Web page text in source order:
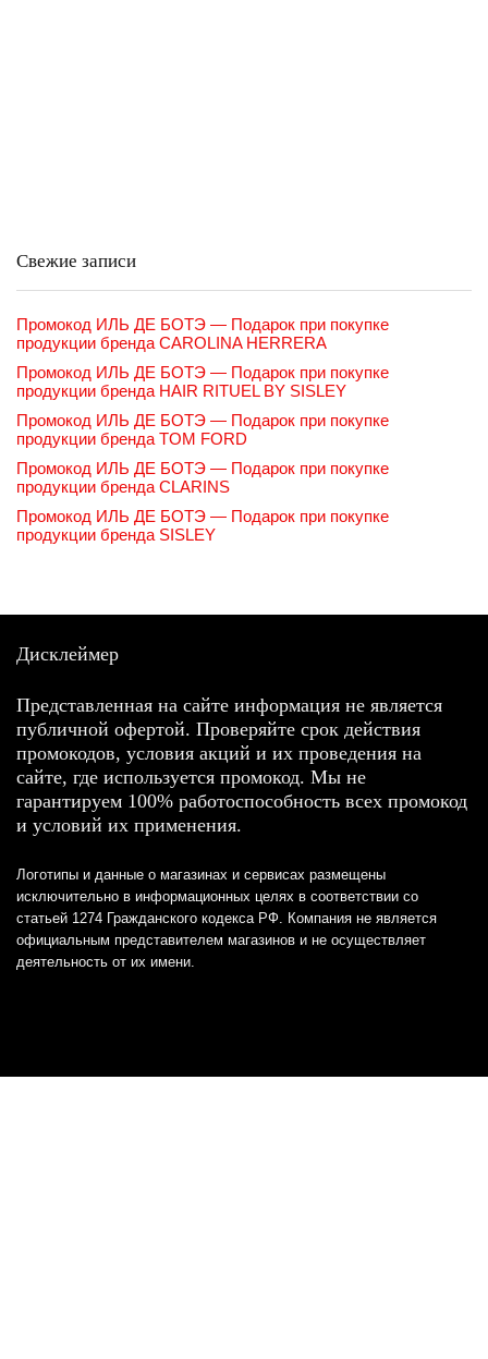
Свежие записи
Промокод ИЛЬ ДЕ БОТЭ — Подарок при покупке
продукции бренда CAROLINA HERRERA
Промокод ИЛЬ ДЕ БОТЭ — Подарок при покупке
продукции бренда HAIR RITUEL BY SISLEY
Промокод ИЛЬ ДЕ БОТЭ — Подарок при покупке
продукции бренда TOM FORD
Промокод ИЛЬ ДЕ БОТЭ — Подарок при покупке
продукции бренда CLARINS
Промокод ИЛЬ ДЕ БОТЭ — Подарок при покупке
продукции бренда SISLEY
Дисклеймер
Представленная на сайте информация не является
публичной офертой. Проверяйте срок действия
промокодов, условия акций и их проведения на
сайте, где используется промокод. Мы не
гарантируем 100% работоспособность всех промокод
и условий их применения.
Логотипы и данные о магазинах и сервисах размещены
исключительно в информационных целях в соответствии со
статьей 1274 Гражданского кодекса РФ. Компания не является
официальным представителем магазинов и не осуществляет
деятельность от их имени.